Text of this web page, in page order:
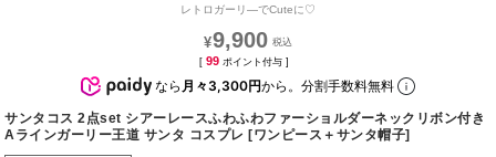
レトロガーリ―でCuteに♡
¥9,900
[ 99 ポイント付与 ]
なら 月々3,300円から。分割手数料無料
サンタコス 2点set シアーレースふわふわファーショルダーネックリボン付き
Aラインガーリー王道 サンタ コスプレ [ワンピース＋サンタ帽子]